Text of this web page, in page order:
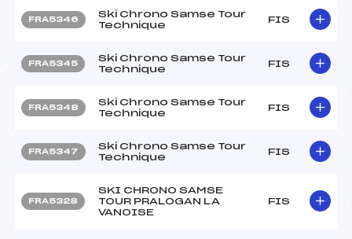
FRA5346
Ski Chrono Samse Tour
Technique
FIS
FRA5345
Ski Chrono Samse Tour
Technique
FIS
FRA5348
Ski Chrono Samse Tour
Technique
FIS
FRA5347
Ski Chrono Samse Tour
Technique
FIS
FRA5328
SKI CHRONO SAMSE
TOUR PRALOGAN LA
VANOISE
FIS